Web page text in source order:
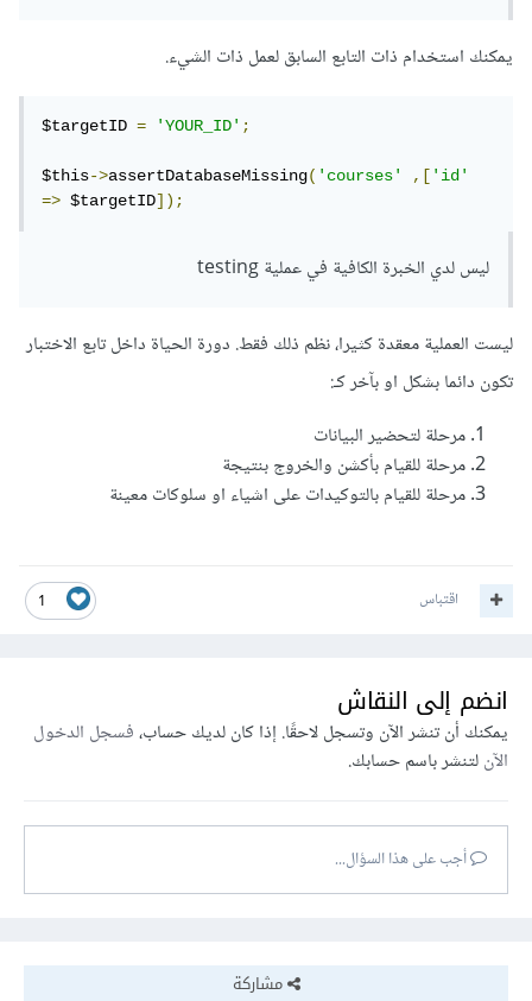
يمكنك استخدام ذات التابع السابق لعمل ذات الشيء.
$targetID = 'YOUR_ID';
$this->assertDatabaseMissing('courses' ,['id'
=> $targetID]);
ليس لدي الخبرة الكافية في عملية testing
ليست العملية معقدة كثيرا، نظم ذلك فقط. دورة الحياة داخل تابع الاختبار
تكون دائما بشكل او بآخر كـ:
مرحلة لتحضير البيانات
مرحلة للقيام بأكشن والخروج بنتيجة
مرحلة للقيام بالتوكيدات على اشياء او سلوكات معينة
1 اقتباس
انضم إلى النقاش
يمكنك أن تنشر الآن وتسجل لاحقًا. إذا كان لديك حساب،فسجل الدخول
الآنلتنشر باسم حسابك.
أجب على هذا السؤال...
مشاركة